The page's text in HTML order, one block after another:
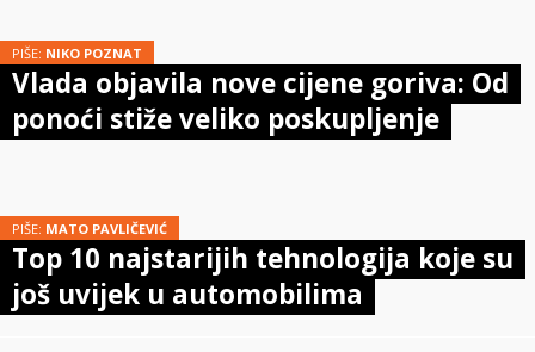
PIŠE: NIKO POZNAT
Vlada objavila nove cijene goriva: Od
ponoći stiže veliko poskupljenje
PIŠE: MATO PAVLIČEVIĆ
Top 10 najstarijih tehnologija koje su
još uvijek u automobilima